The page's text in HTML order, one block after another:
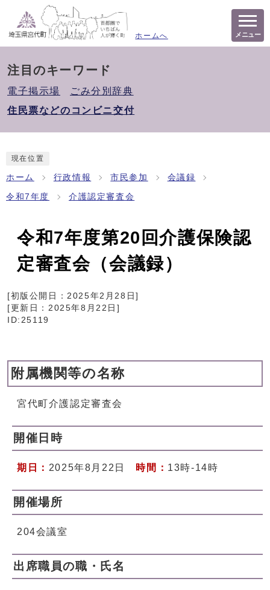
ホームへ メニュー
注目のキーワード
電子掲示場
ごみ分別辞典
住民票などのコンビニ交付
現在位置
ホーム 行政情報 市民参加 会議録
令和7年度 介護認定審査会
令和7年度第20回介護保険認
定審査会（会議録）
[初版公開日：2025年2月28日]
[更新日： 2025年8月22日 ]
ID:25119
附属機関等の名称
宮代町介護認定審査会
開催日時
期日： 2025年8月22日 時間： 13時-14時
開催場所
204会議室
出席職員の職・氏名